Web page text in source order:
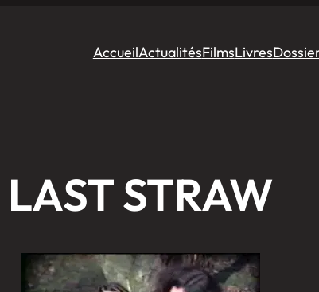
AccueilActualitésFilmsLivres
LAST STRAW